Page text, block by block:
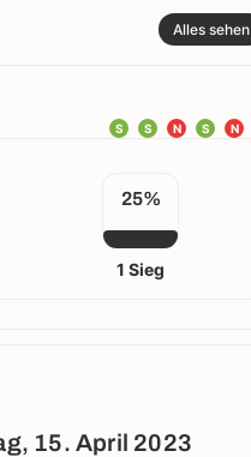
Alles sehen
N
S
N
S
S
25%
1 Sieg
15. April 2023